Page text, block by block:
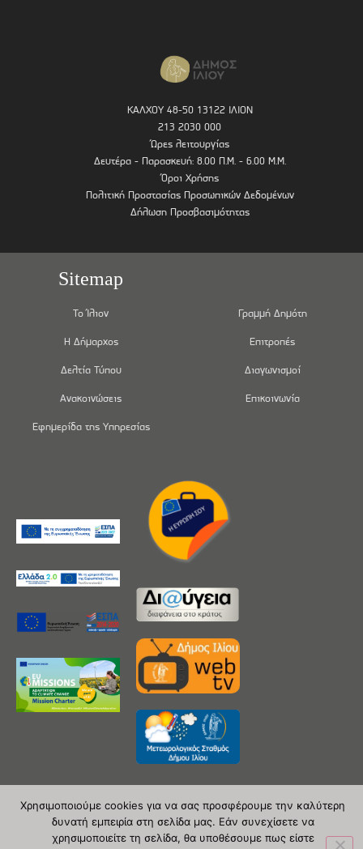
ΚΑΛΧΟΥ 48-50 13122 ΙΛΙΟΝ
213 2030 000
Ώρες λειτουργίας
Δευτέρα - Παρασκευή: 8.00 Π.Μ. - 6.00 Μ.Μ.
Όροι Χρήσης
Πολιτική Προστασίας Προσωπικών Δεδομένων
Δήλωση Προσβασιμότητας
Sitemap
Το Ίλιον
Η Δήμαρχος
Δελτία Τύπου
Ανακοινώσεις
Εφημερίδα της Υπηρεσίας
Γραμμή Δημότη
Επιτροπές
Διαγωνισμοί
Επικοινωνία
Copyright 2020 © Δήμος Ιλίου
Χρησιμοποιούμε cookies για να σας προσφέρουμε την καλύτερη
δυνατή εμπειρία στη σελίδα μας. Εάν συνεχίσετε να
χρησιμοποιείτε τη σελίδα, θα υποθέσουμε πως είστε